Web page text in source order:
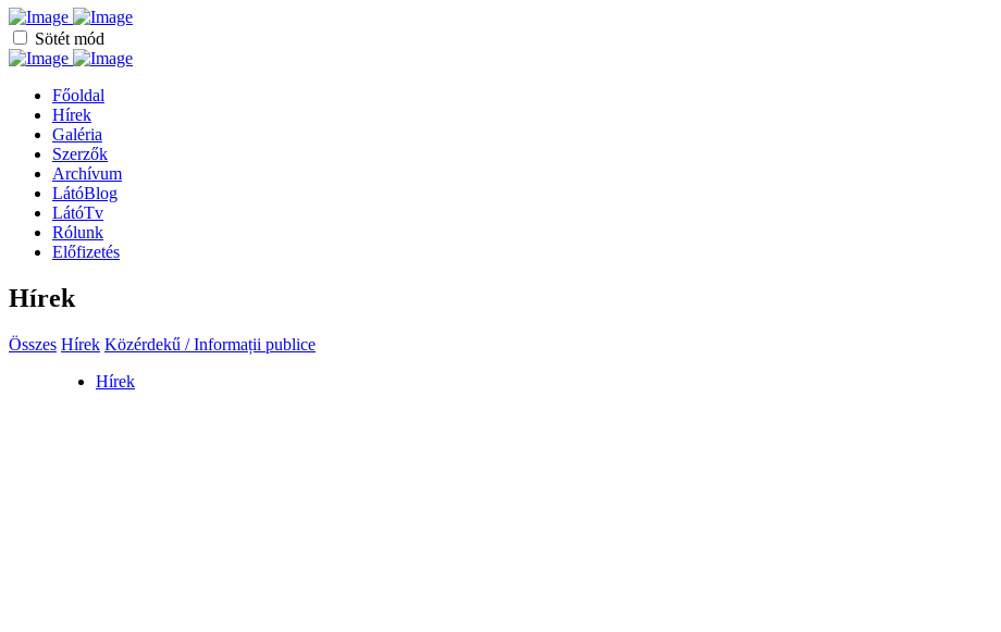
Sötét mód
Főoldal
Hírek
Galéria
Szerzők
Archívum
LátóBlog
LátóTv
Rólunk
Előfizetés
Hírek
Összes Hírek Közérdekű / Informații publice
Hírek